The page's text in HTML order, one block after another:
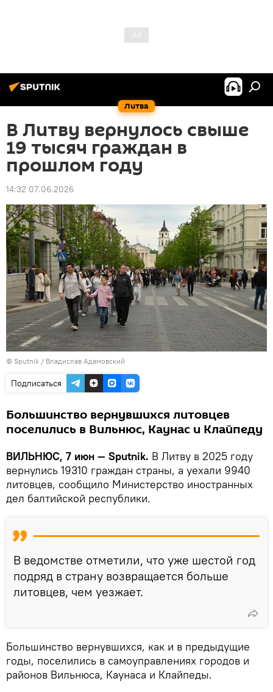
Литва
В Литву вернулось свыше
19 тысяч граждан в
прошлом году
14:32 07.06.2026
© Sputnik / Владислав Адамовский
Подписаться
Большинство вернувшихся литовцев
поселились в Вильнюс, Каунас и Клайпеду
ВИЛЬНЮС, 7 июн — Sputnik. В Литву в 2025 году
вернулись 19310 граждан страны, а уехали 9940
литовцев, сообщило Министерство иностранных
дел балтийской республики.
В ведомстве отметили, что уже шестой год
подряд в страну возвращается больше
литовцев, чем уезжает.
Большинство вернувшихся, как и в предыдущие
годы, поселились в самоуправлениях городов и
районов Вильнюса, Каунаса и Клайпеды.